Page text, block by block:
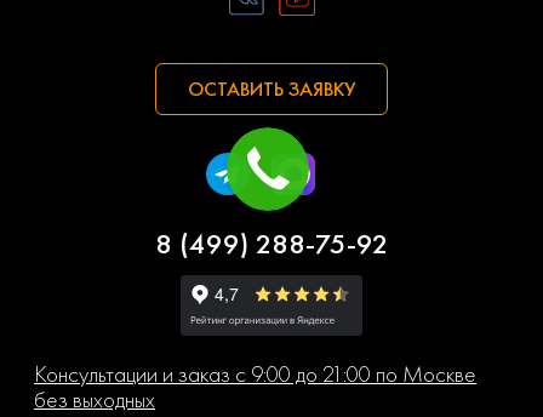
ОСТАВИТЬ ЗАЯВКУ
8 (499) 288-75-92
Консультации и заказ с 9:00 до 21:00 по Москве
без выходных